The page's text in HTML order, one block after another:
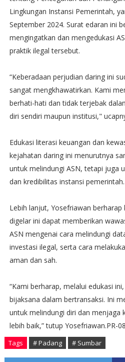
Lingkungan Instansi Pemerintah,
September 2024. Surat edaran ini
mengingatkan dan mengedukasi
praktik ilegal tersebut.
“Keberadaan perjudian daring ini
sangat mengkhawatirkan. Kami
berhati-hati dan tidak terjebak
diri sendiri maupun institusi,"
Edukasi literasi keuangan dan
kejahatan daring ini menurutnya
untuk melindungi ASN, tetapi juga
dan kredibilitas instansi pemerintah.
Lebih lanjut, Yosefriawan berharap
digelar ini dapat memberikan
ASN mengenai cara melindungi
investasi ilegal, serta cara
aman dan sah.
“Kami berharap, melalui edukasi
bijaksana dalam bertransaksi. Ini
untuk melindungi diri dan menjaga
lebih baik,” tutup Yosefriawan.PR-08
Tags # Padang # Sumbar